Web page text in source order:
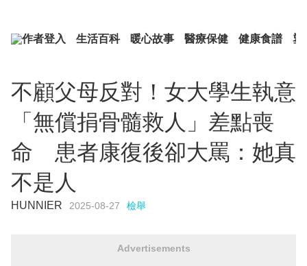
作者登入 生活百科 暖心故事 醫療保健 健康食譜 塑
不顧父母反對！女大學生執意
「無償捐骨髓救人」差點喪
命 患者康復後卻大罵：她真
不是人
HUNNIER 2025-08-27 檢舉
Advertisements